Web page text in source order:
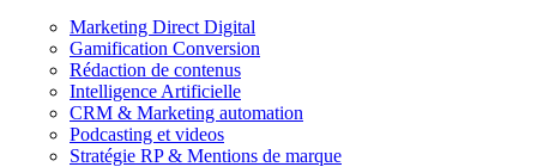
Marketing Direct Digital
Gamification Conversion
Rédaction de contenus
Intelligence Artificielle
CRM & Marketing automation
Podcasting et videos
Stratégie RP & Mentions de marque